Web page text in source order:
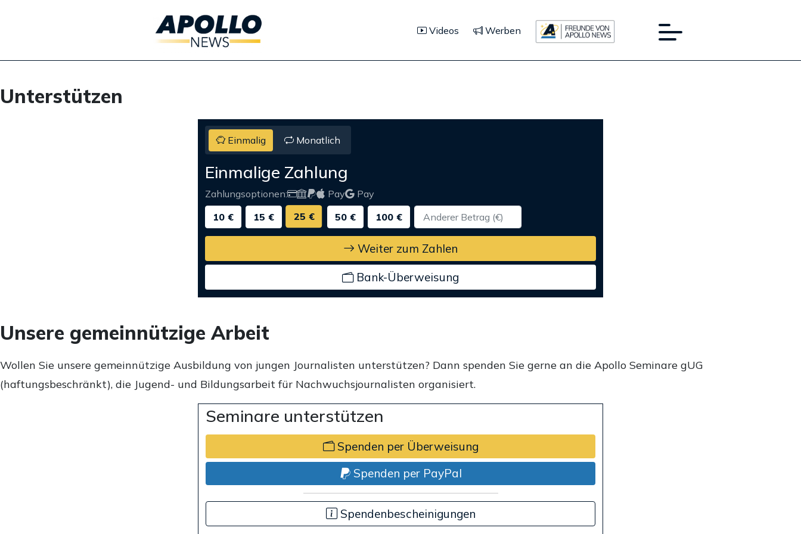
Videos Werben
Unterstützen
Einmalig Monatlich
Einmalige Zahlung
Zahlungsoptionen: Pay
Pay
10 €
15 € 25 € 50 € 100 €
Weiter zum Zahlen
Bank-Überweisung
Unsere gemeinnützige Arbeit
Wollen Sie unsere gemeinnützige Ausbildung von jungen Journalisten unterstützen? Dann spenden Sie gerne an die Apollo Seminare gUG
(haftungsbeschränkt), die Jugend- und Bildungsarbeit für Nachwuchsjournalisten organisiert.
Seminare unterstützen
Spenden per Überweisung
Spenden per PayPal
Spendenbescheinigungen